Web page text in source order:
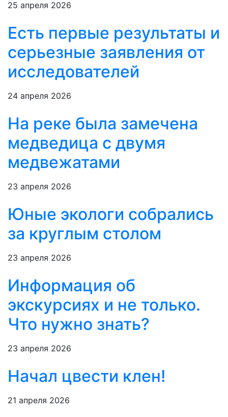
25 апреля 2026
Есть первые результаты и
серьезные заявления от
исследователей
24 апреля 2026
На реке была замечена
медведица с двумя
медвежатами
23 апреля 2026
Юные экологи собрались
за круглым столом
23 апреля 2026
Информация об
экскурсиях и не только.
Что нужно знать?
23 апреля 2026
Начал цвести клен!
21 апреля 2026